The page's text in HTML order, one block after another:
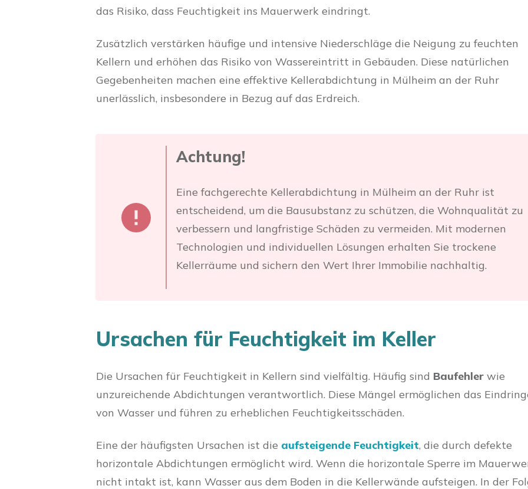
das Risiko, dass Feuchtigkeit ins Mauerwerk eindringt.
Zusätzlich verstärken häufige und intensive Niederschläge die Neigung zu feuchten
Kellern und erhöhen das Risiko von Wassereintritt in Gebäuden. Diese natürlichen
Gegebenheiten machen eine effektive Kellerabdichtung in Mülheim an der Ruhr
unerlässlich, insbesondere in Bezug auf das Erdreich.
Achtung!
Eine fachgerechte Kellerabdichtung in Mülheim an der Ruhr ist
entscheidend, um die Bausubstanz zu schützen, die Wohnqualität zu
verbessern und langfristige Schäden zu vermeiden. Mit modernen
Technologien und individuellen Lösungen erhalten Sie trockene
Kellerräume und sichern den Wert Ihrer Immobilie nachhaltig.
Ursachen für Feuchtigkeit im Keller
Die Ursachen für Feuchtigkeit in Kellern sind vielfältig. Häufig sind Baufehler wie
unzureichende Abdichtungen verantwortlich. Diese Mängel ermöglichen das
von Wasser und führen zu erheblichen Feuchtigkeitsschäden.
Eine der häufigsten Ursachen ist die aufsteigende Feuchtigkeit, die durch defekte
horizontale Abdichtungen ermöglicht wird. Wenn die horizontale Sperre im
nicht intakt ist, kann Wasser aus dem Boden in die Kellerwände aufsteigen. In der